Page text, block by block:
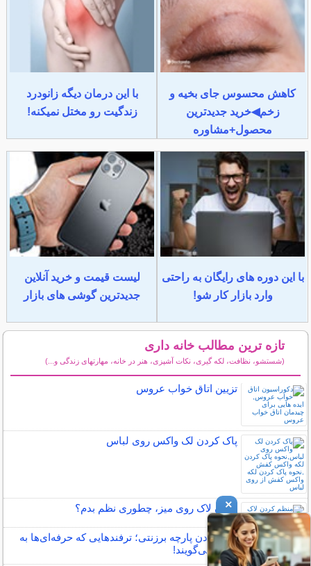
کاهش محسوس جای بخیه و
زخم◀خرید جدیدترین
محصول+مشاوره
با این درمان دیگه زانودرد
زندگیت رو مختل نمیکنه!
با این دوره های رایگان به راحتی
وارد بازار کار شو!
لیست قیمت و خرید آنلاین
جدیدترین گوشی های بازار
تازه ترین مطالب خانه داری
(شستشو، نظافت، لکه گیری، نکات آشپزی، هنر در خانه، مهارتهای زندگی و...)
تزیین اتاق خواب عروس
پاک کردن لک واکس روی لباس
چیدن لاک روی میز، چطوری نظم بدم؟
رنگ کردن پارچه برزنتی؛ ترفندهایی که حرفه‌ای‌ها به
شما نمی‌گویند!
×